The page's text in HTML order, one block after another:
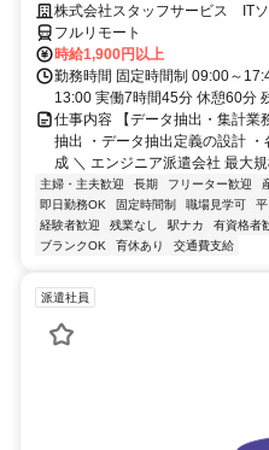
以上◎ 来社不要のカンタン登録→
株式会社スタッフサービス IT
フルリモート
時給1,900円以上
勤務時間 固定時間制 09:00～
13:00 実働7時間45分 休憩60分
仕事内容 【データ抽出・集計業
抽出 ・データ抽出定義の設計
成 ＼ エンジニア派遣会社 最大
主婦・主夫歓迎 長期 フリーター歓迎
即日勤務OK
固定時間制 職場見学可
経験者歓迎
残業なし 駅ナカ 有資格者
ブランクOK
育休あり 交通費支給
派遣社員